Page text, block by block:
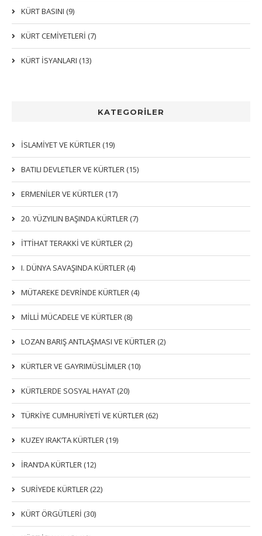
KATEGORİLER
İSLAMIYET VE KÜRTLER (19)
BATILI DEVLETLER VE KÜRTLER (15)
ERMENİLER VE KÜRTLER (17)
20. YÜZYILIN BAŞINDA KÜRTLER (7)
İTTIHAT TERAKKI VE KÜRTLER (2)
I. DÜNYA SAVAŞINDA KÜRTLER (4)
MÜTAREKE DEVRİNDE KÜRTLER (4)
MİLLİ MÜCADELE VE KÜRTLER (8)
LOZAN BARIŞ ANTLAŞMASI VE KÜRTLER (2)
KÜRTLER VE GAYRIMÜSLIMLER (10)
KÜRTLERDE SOSYAL HAYAT (20)
TÜRKİYE CUMHURİYETİ VE KÜRTLER (62)
KUZEY IRAK’TA KÜRTLER (19)
İRAN’DA KÜRTLER (12)
SURİYEDE KÜRTLER (22)
KÜRT ÖRGÜTLERİ (30)
KÜRT BASINI (9)
KÜRT CEMİYETLERİ (7)
KÜRT İSYANLARI (13)